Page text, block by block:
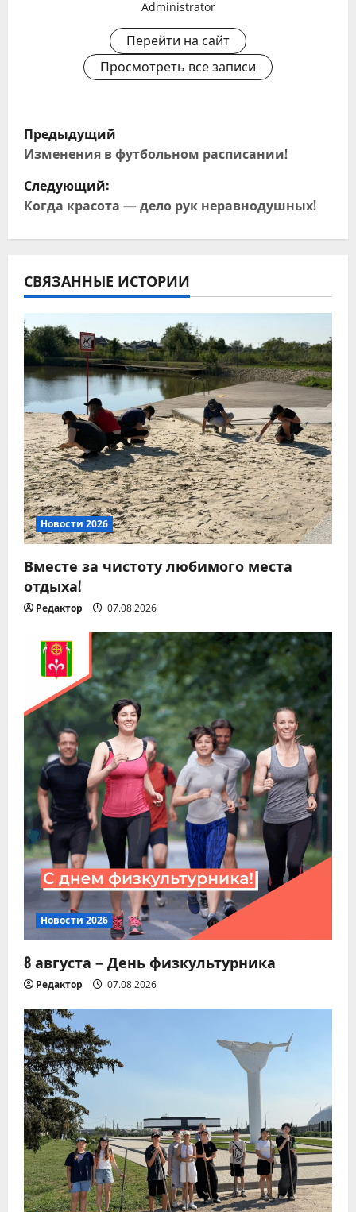
Administrator
Перейти на сайт
Просмотреть все записи
Н
а
в
а
ц
и
я
п
о
з
а
п
и
м
Предыдущий
Изменения в футбольном расписании!
Следующий:
Когда красота — дело рук неравнодушных!
СВЯЗАННЫЕ ИСТОРИИ
Новости 2026
Вместе за чистоту любимого места
отдыха!
Редактор 07.08.2026
Новости 2026
8 августа – День физкультурника
Редактор 07.08.2026